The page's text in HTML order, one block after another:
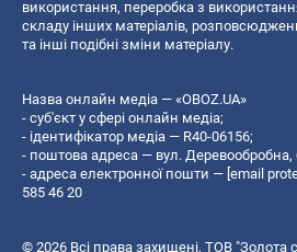
використання, переробка з
складу інших матеріалів,
та інші подібні зміни матеріалу.
Назва онлайн медіа — «OBOZ.UA»
- суб'єкт у сфері онлайн медіа;
- ідентифікатор медіа — R40-06156;
- поштова адреса — вул. Деревообробна,
- адреса електронної пошти — [email
585 46 20
© 2026 Всі права захищені, ТОВ "Золота